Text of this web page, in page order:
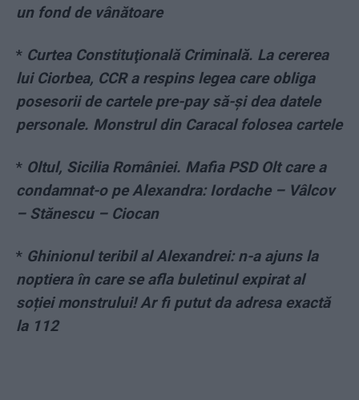
un fond de vânătoare
* Curtea Constituţională Criminală. La cererea
lui Ciorbea, CCR a respins legea care obliga
posesorii de cartele pre-pay să-şi dea datele
personale. Monstrul din Caracal folosea cartele
* Oltul, Sicilia României. Mafia PSD Olt care a
condamnat-o pe Alexandra: Iordache – Vâlcov
– Stănescu – Ciocan
* Ghinionul teribil al Alexandrei: n-a ajuns la
noptiera în care se afla buletinul expirat al
soției monstrului! Ar fi putut da adresa exactă
la 112